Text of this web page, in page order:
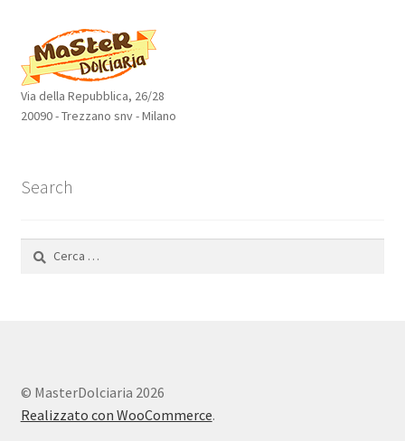
Via della Repubblica, 26/28
20090 - Trezzano snv - Milano
Search
© MasterDolciaria 2026
Realizzato con WooCommerce.